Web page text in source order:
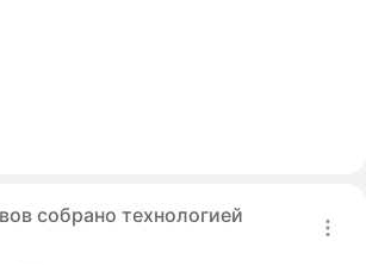
собрано технологией